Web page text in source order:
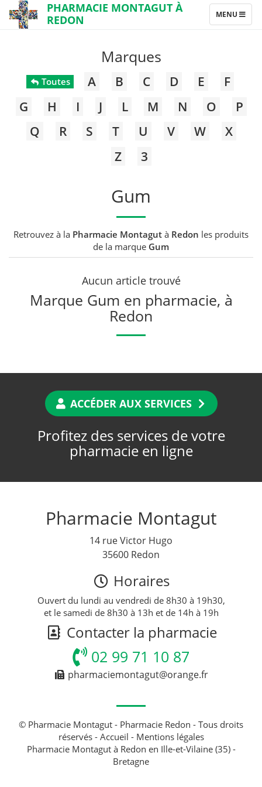
PHARMACIE MONTAGUT À
REDON
TOGGLE
NAVIGATION
MENU
Marques
Toutes A B C D E
F
G
H I J L M N O
P
Q
R S T U V W
X
Z
3
Gum
Retrouvez à la Pharmacie Montagut à Redon les produits
de la marque Gum
Aucun article trouvé
Marque Gum en pharmacie, à
Redon
ACCÉDER AUX SERVICES
Profitez des services de votre
pharmacie en ligne
Pharmacie Montagut
14 rue Victor Hugo
35600 Redon
Horaires
Ouvert du lundi au vendredi de 8h30 à 19h30,
et le samedi de 8h30 à 13h et de 14h à 19h
Contacter la pharmacie
02 99 71 10 87
pharmaciemontagut@orange.fr
© Pharmacie Montagut - Pharmacie Redon - Tous droits
réservés - Accueil - Mentions légales
Pharmacie Montagut à Redon en Ille-et-Vilaine (35) -
Bretagne